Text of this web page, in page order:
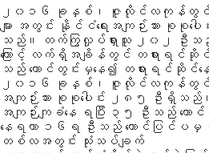
၂၀၁၆ ခုနှစ်၊ ဇူလိုင်လကုန်တွင် မြ
များ အတွင်း နိုင်ငံရေးအကျဉ်းသား စုစုပ
သည်။ တက်ကြွလှုပ်ရှားသူ ၂၀၂ ဦးသည် နို
ကြောင့် လက်ရှိအချိန်တွင် တရားရင်ဆို
သည် ထောင်တွင်းမှနေ၍ တရားရင်ဆိုင်
၂၀၁၆ ခုနှစ်၊ ဇူလိုင်လကုန်တွင် မ
အကျဉ်းသား စုစုပေါင်း ၂၈၅ ဦး
အကျဉ်းကျခံနေ ရပြီး ၃၅ ဦးသည် ထေ
နေရကာ ၁၆ရ ဦးသည် ထောင်ပြင်ပ
တစ်လအတွင်း သုံးသပ်ချက်